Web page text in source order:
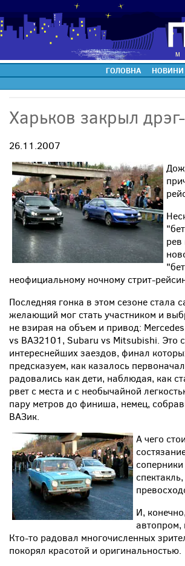
ГОЛОВНА НОВИНИ
Харьков закрыл
26.11.2007
неофициальному ночному стрит-
Последняя гонка в этом сезоне
желающий мог стать участником и
не взирая на объем и привод:
vs ВАЗ2101, Subaru vs Mitsubishi. Это
интереснейших заездов, финал
предсказуем, как казалось
радовались как дети, наблюдая, как
рвет с места и с необычайной
пару метров до финиша, немец,
ВАЗик.
А чего
И,
автопром,
Кто-то радовал многочисленных
покорял красотой и оригинальностью.